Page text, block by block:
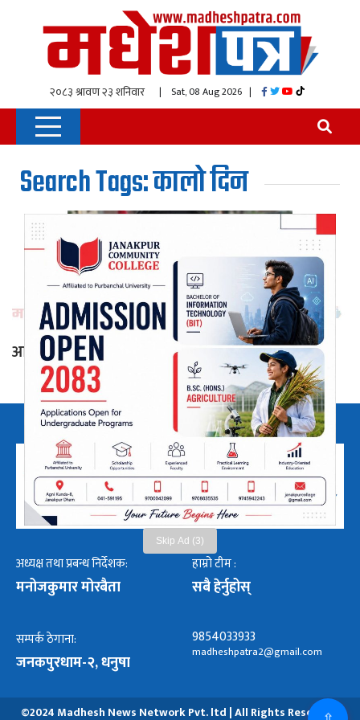
Skip Ad (3)
| Sat, 08 Aug 2026 |
Search Tags: कालो दिन
आज इतिहासकै कालो दिन अर्थात “असोज ३ गते”
अध्यक्ष तथा प्रबन्ध निर्देशक:
मनोजकुमार मोरबैता
हाम्रो टीम :
सबै हेर्नुहोस्
सम्पर्क ठेगाना:
जनकपुरधाम-२, धनुषा
9854033933
madheshpatra2@gmail.com
©2024 Madhesh News Network Pvt. ltd | All Rights Reserved.